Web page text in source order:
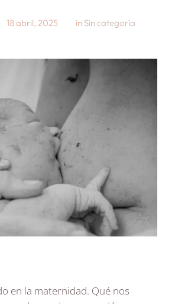
18 abril, 2025 in Sin categoría
en la maternidad. Qué nos